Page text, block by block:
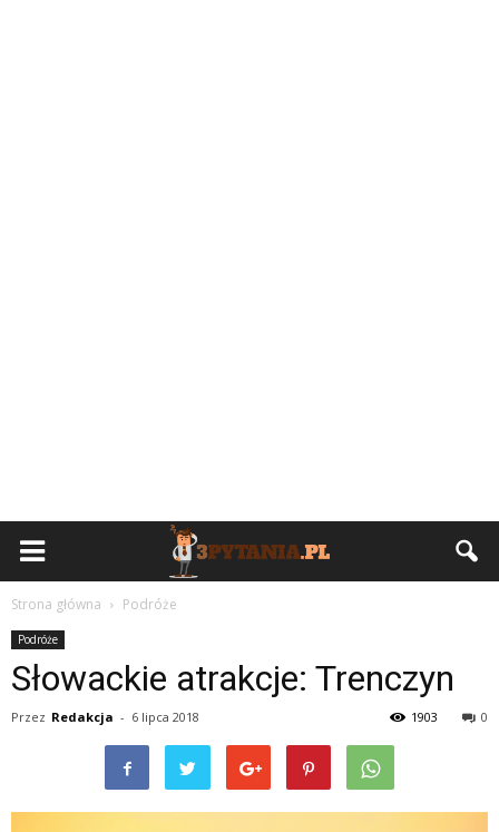
Strona główna Podróże
Podróże
Słowackie atrakcje: Trenczyn
Przez Redakcja - 6 lipca 2018 0
1903